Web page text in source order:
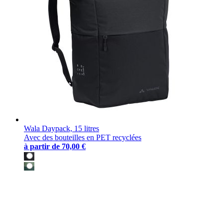
Wala Daypack, 15 litres
Avec des bouteilles en PET recyclées
à partir de 70,00 €